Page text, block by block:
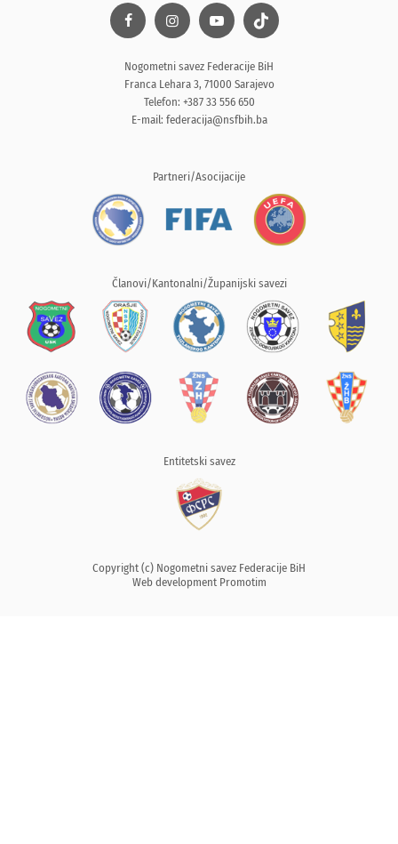
Nogometni savez Federacije BiH
Franca Lehara 3, 71000 Sarajevo
Telefon: +387 33 556 650
E-mail: federacija@nsfbih.ba
Partneri/Asocijacije
Članovi/Kantonalni/Županijski savezi
Entitetski savez
Copyright (c) Nogometni savez Federacije BiH
Web development Promotim